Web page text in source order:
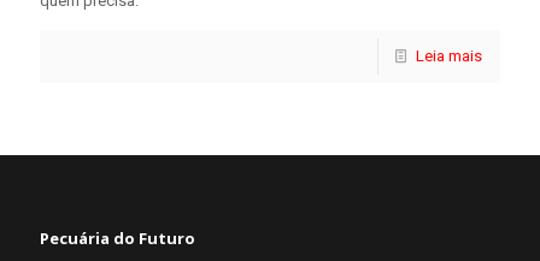
Leia mais
Pecuária do Futuro